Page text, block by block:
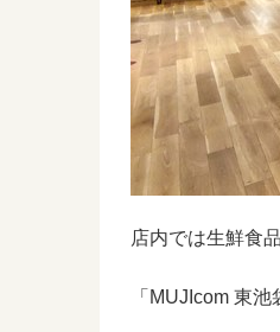
店内では生鮮食
「MUJIcom 東